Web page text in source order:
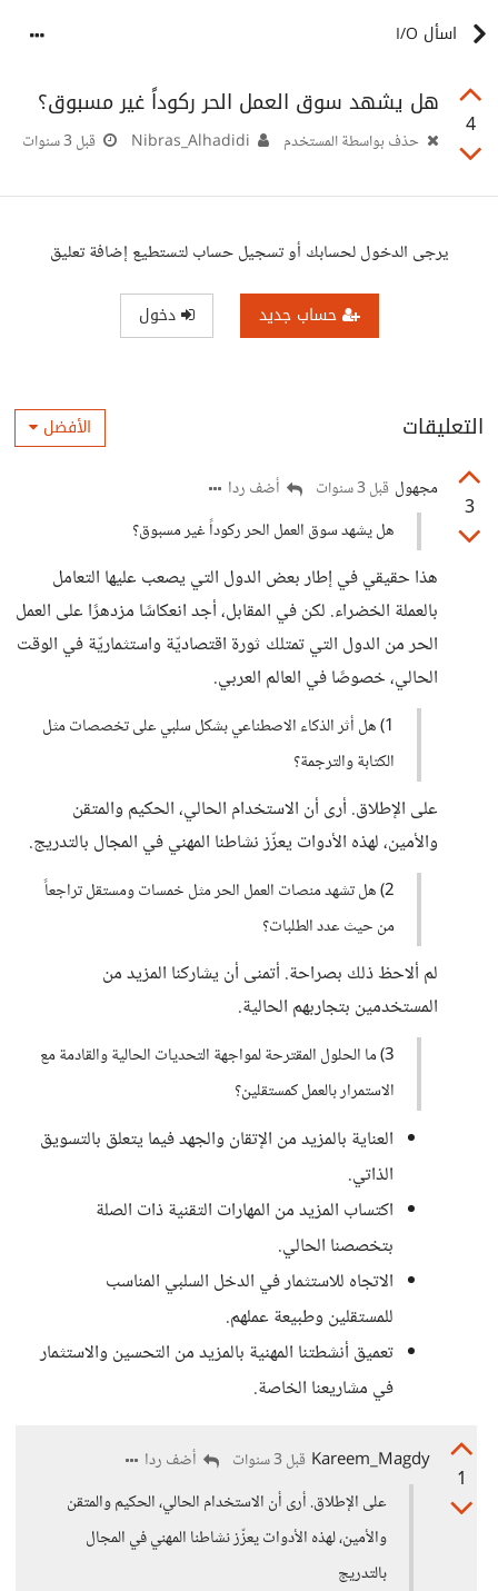
اسأل I/O
4
هل يشهد سوق العمل الحر ركوداً غير مسبوق؟
حذف بواسطة المستخدم قبل 3 سنوات
يرجى الدخول لحسابك أو تسجيل حساب لتستطيع إضافة تعليق
حساب جديد دخول
التعليقات الأفضل
3
مجهول قبل 3 سنوات
أضف ردا
هل يشهد سوق العمل الحر ركوداً غير مسبوق؟
هذا حقيقي في إطار بعض الدول التي يصعب عليها التعامل
بالعملة الخضراء. لكن في المقابل، أجد انعكاسًا مزدهرًا على العمل
الحر من الدول التي تمتلك ثورة اقتصاديّة واستثماريّة في الوقت
الحالي، خصوصًا في العالم العربي.
1) هل أثر الذكاء الاصطناعي بشكل سلبي على تخصصات مثل
الكتابة والترجمة؟
على الإطلاق. أرى أن الاستخدام الحالي، الحكيم والمتقن
والأمين، لهذه الأدوات يعزّز نشاطنا المهني في المجال بالتدريج.
2) هل تشهد منصات العمل الحر مثل خمسات ومستقل تراجعاً
من حيث عدد الطلبات؟
لم ألاحظ ذلك بصراحة. أتمنى أن يشاركنا المزيد من
المستخدمين بتجاربهم الحالية.
3) ما الحلول المقترحة لمواجهة التحديات الحالية والقادمة مع
الاستمرار بالعمل كمستقلين؟
العناية بالمزيد من الإتقان والجهد فيما يتعلق بالتسويق
الذاتي.
اكتساب المزيد من المهارات التقنية ذات الصلة
بتخصصنا الحالي.
الاتجاه للاستثمار في الدخل السلبي المناسب
للمستقلين وطبيعة عملهم.
تعميق أنشطتنا المهنية بالمزيد من التحسين والاستثمار
في مشاريعنا الخاصة.
1
Kareem_Magdy قبل 3 سنوات
أضف ردا
على الإطلاق. أرى أن الاستخدام الحالي، الحكيم والمتقن
والأمين، لهذه الأدوات يعزّز نشاطنا المهني في المجال
بالتدريج